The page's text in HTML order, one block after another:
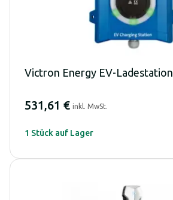
Victron Energy EV-Ladestation
531,61 € inkl. MwSt.
1 Stück auf Lager